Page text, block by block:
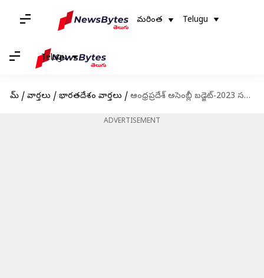
మరింత Telugu
Telugu
హోమ్ / వార్తలు / భారతదేశం వార్తలు / ఆంధ్రప్రదేశ్ అసెంబ్లీ బడ్జెట్-2023 సమావేశాలు ప్రారంభం
ADVERTISEMENT